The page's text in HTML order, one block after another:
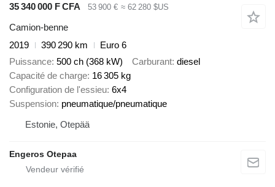
35 340 000 F CFA 53 900 € ≈ 62 280 $US
Camion-benne
2019
390 290 km
Euro 6
Puissance 500 ch (368 kW) Carburant diesel
Capacité de charge 16 305 kg
Configuration de l'essieu 6x4
Suspension pneumatique/pneumatique
Estonie, Otepää
Engeros Otepaa